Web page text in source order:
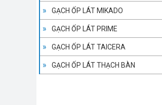
GẠCH ỐP LÁT MIKADO
GẠCH ỐP LÁT PRIME
GẠCH ỐP LÁT TAICERA
GẠCH ỐP LÁT THẠCH BÀN